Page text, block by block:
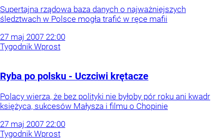
Supertajna rządowa baza danych o najważniejszych
śledztwach w Polsce mogła trafić w ręce mafii
27 maj 2007 22:00
Tygodnik Wprost
Ryba po polsku - Uczciwi krętacze
Polacy wierzą, że bez polityki nie byłoby pór roku ani kwadr
księżyca, sukcesów Małysza i filmu o Chopinie
27 maj 2007 22:00
Tygodnik Wprost